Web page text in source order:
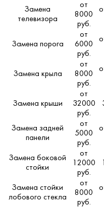
Замена
телевизора
от
8000
руб.
Замена порога
от
6000
руб.
Замена крыла
от
8000
руб.
Замена крыши
от
32000
руб.
Замена задней
панели
от
5000
руб.
Замена боковой
стойки
от
12000
руб.
Замена стойки
лобового стекла
от
8000
руб.